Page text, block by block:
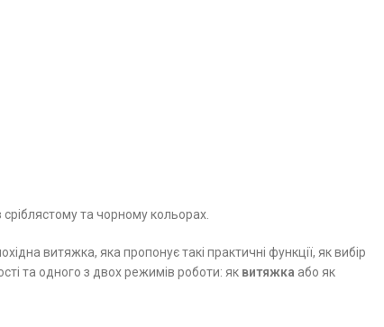
сріблястому та чорному кольорах.
витяжка, яка пропонує такі практичні функції, як вибір
та одного з двох режимів роботи: як витяжка або як